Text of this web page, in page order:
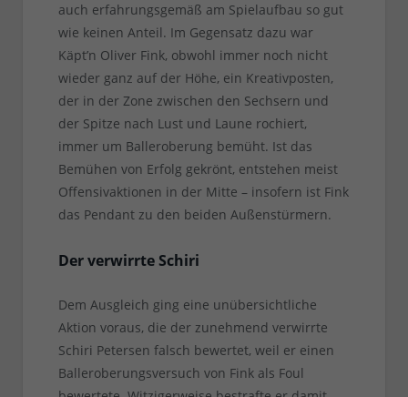
auch erfahrungsgemäß am Spielaufbau so gut
wie keinen Anteil. Im Gegensatz dazu war
Käpt’n Oliver Fink, obwohl immer noch nicht
wieder ganz auf der Höhe, ein Kreativposten,
der in der Zone zwischen den Sechsern und
der Spitze nach Lust und Laune rochiert,
immer um Balleroberung bemüht. Ist das
Bemühen von Erfolg gekrönt, entstehen meist
Offensivaktionen in der Mitte – insofern ist Fink
das Pendant zu den beiden Außenstürmern.
Der verwirrte Schiri
Dem Ausgleich ging eine unübersichtliche
Aktion voraus, die der zunehmend verwirrte
Schiri Petersen falsch bewertet, weil er einen
Balleroberungsversuch von Fink als Foul